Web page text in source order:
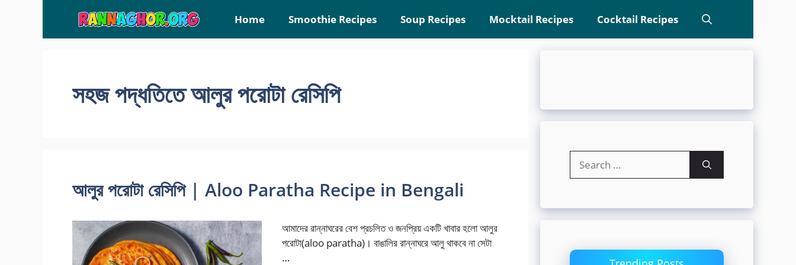
Home Smoothie Recipes Soup Recipes Mocktail Recipes Cocktail Recipes
সহজ পদ্ধতিতে আলুর পরোটা রেসিপি
আলুর পরোটা রেসিপি | Aloo Paratha Recipe in Bengali
আমাদের রান্নাঘরের বেশ প্রচলিত ও জনপ্রিয় একটি খাবার হলো আলুর
পরোটা(aloo paratha)। বাঙালির রান্নাঘরে আলু থাকবে না সেটা
…
for: